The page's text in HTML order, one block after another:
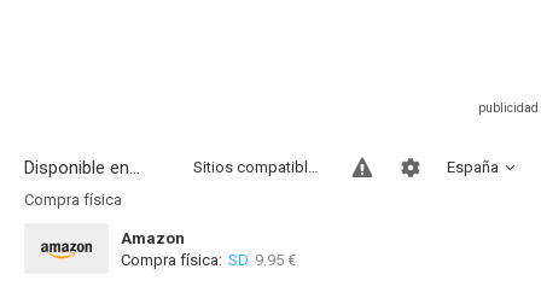
Disponible en... España
Sitios compatibles
Compra física
Amazon
Compra física: SD 9.95 €